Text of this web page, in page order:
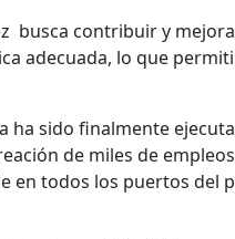
busca contribuir y
adecuada, lo que
ha sido finalmente
de miles de empleos
en todos los puertos del